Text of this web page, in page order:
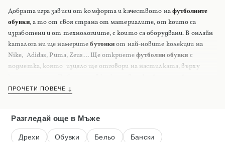
Добрата игра зависи от комфорта и качеството нафутболните
обувки, а то от своя страна от материалите, от които са
изработени и от технологиите, с които са оборудвани. В онлайн
каталога ни ще намеритебутонкиот най-новите колекции на
Nike, Adidas, Puma, Zeus… Ще откриетефутболни обувки с
подметка, която изцяло ще отговори на настилката, върху
Trendo.bg.
ПРОЧЕТИ ПОВЕЧЕ ↓
Разгледай още в Мъже
Дрехи Обувки Бельо Бански